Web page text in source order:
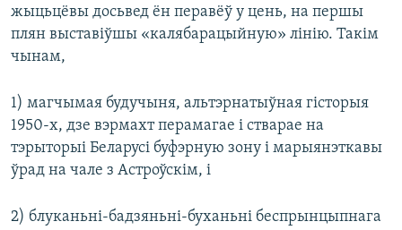
жыцьцёвы досьвед ён перавёў у цень, на першы
плян выставіўшы «калябарацыйную» лінію. Такім
чынам,
1) магчымая будучыня, альтэрнатыўная гісторыя
1950-х, дзе вэрмахт перамагае і стварае на
тэрыторыі Беларусі буфэрную зону і марыянэткавы
ўрад на чале з Астроўскім, і
2) блуканьні-бадзяньні-буханьні беспрынцыпнага